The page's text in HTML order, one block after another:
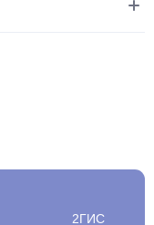
2ГИС